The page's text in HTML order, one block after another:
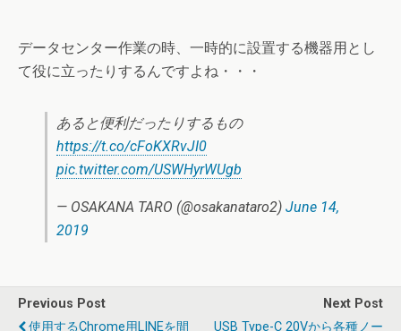
データセンター作業の時、一時的に設置する機器用とし
て役に立ったりするんですよね・・・
あると便利だったりするもの
https://t.co/cFoKXRvJI0
pic.twitter.com/USWHyrWUgb
— OSAKANA TARO (@osakanataro2) June 14,
2019
Previous Post
使用するChrome用LINEを間
Next Post
USB Type-C 20Vから各種ノー